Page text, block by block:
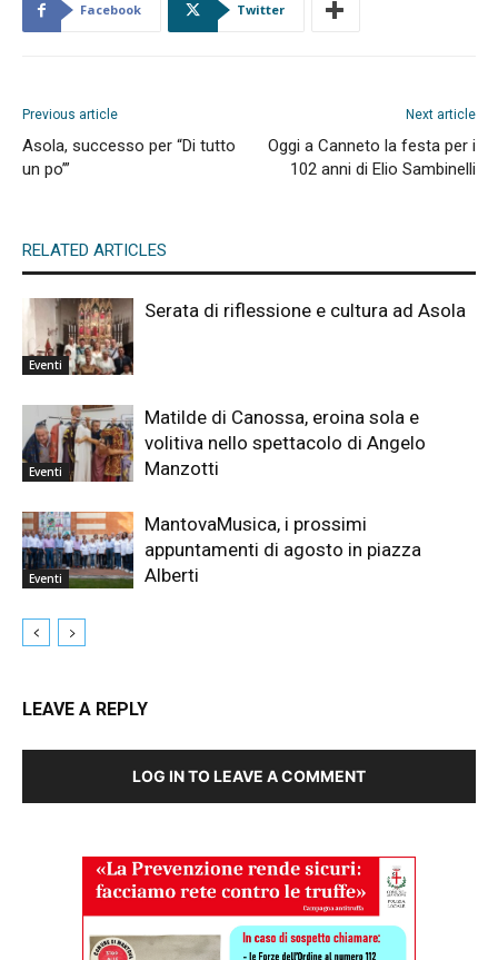
Facebook Twitter
Previous article
Asola, successo per “Di tutto
un po’”
Next article
Oggi a Canneto la festa per i
102 anni di Elio Sambinelli
RELATED ARTICLES
Eventi
Serata di riflessione e cultura ad Asola
Eventi
Matilde di Canossa, eroina sola e
volitiva nello spettacolo di Angelo
Manzotti
Eventi
MantovaMusica, i prossimi
appuntamenti di agosto in piazza
Alberti
LEAVE A REPLY
LOG IN TO LEAVE A COMMENT